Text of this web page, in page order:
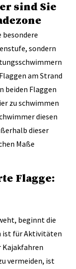
sind Sie
sondern
am Strand
beiden Flaggen
zu schwimmen
diesen
dieser
Maße
Flagge:
beginnt die
ist für Aktivitäten
Kajakfahren
vermeiden, ist